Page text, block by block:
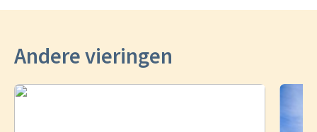
Andere vieringen